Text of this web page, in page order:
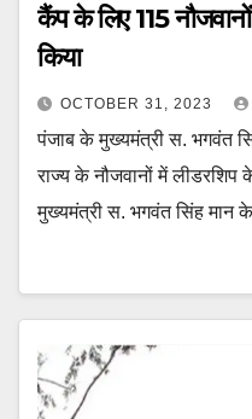
कैंप के लिए 115
किया
OCTOBER 31, 2023
पंजाब के मुख्यमंत्री स. भगवंत
राज्य के नौजवानों में
मुख्यमंत्री स. भगवंत सिंह मान के